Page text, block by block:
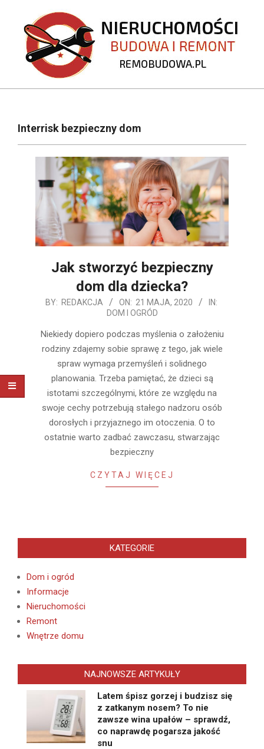
content
REMOBUDOWA.PL
NavigationInterrisk bezpieczny dom
Jak stworzyć bezpieczny
dom dla dziecka?
2020-
21
BY: REDAKCJA ON: 21 MAJA, 2020
IN:
DOM I OGRÓD
Niekiedy dopiero podczas myślenia o założeniu
rodziny zdajemy sobie sprawę z tego, jak wiele
spraw wymaga przemyśleń i solidnego
planowania. Trzeba pamiętać, że dzieci są
istotami szczególnymi, które ze względu na
swoje cechy potrzebują stałego nadzoru osób
dorosłych i przyjaznego im otoczenia. O to
ostatnie warto zadbać zawczasu, stwarzając
bezpieczny
CZYTAJ WIĘCEJ
KATEGORIE
Dom i ogród
Informacje
Nieruchomości
Remont
Wnętrze domu
NAJNOWSZE ARTYKUŁY
Latem śpisz gorzej i budzisz się
z zatkanym nosem? To nie
zawsze wina upałów – sprawdź,
co naprawdę pogarsza jakość
snu